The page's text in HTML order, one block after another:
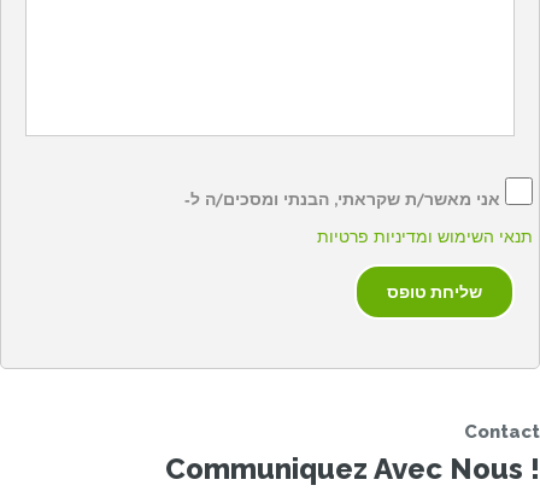
אני מאשר/ת שקראתי, הבנתי ומסכים/ה ל‑
תנאי השימוש ומדיניות פרטיות
Contact
Communiquez Avec Nous !